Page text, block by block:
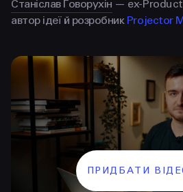
lezo
блог
вийти
Станіслав Говорухін — ex-Product
автор ідеї й розробник Projector
ПРИДБАТИ